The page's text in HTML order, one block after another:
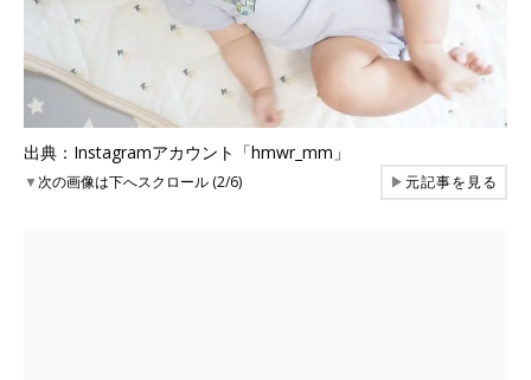
出典：Instagramアカウント「hmwr_mm」
▼次の画像は下へスクロール (2/6) ▶元記事を見る